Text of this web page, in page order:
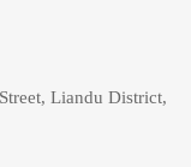
Liandu District,